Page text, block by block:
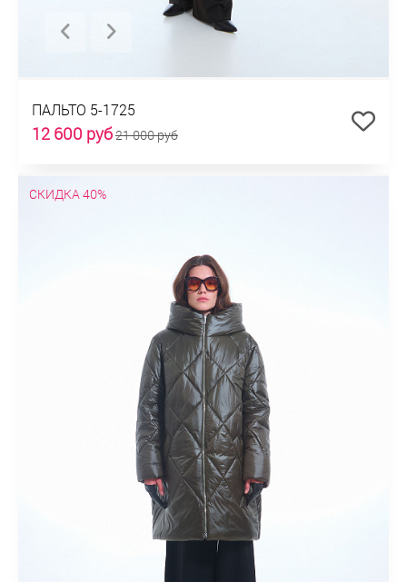
ПАЛЬТО 5-1725
12 600 руб21 000 руб
СКИДКА 40%